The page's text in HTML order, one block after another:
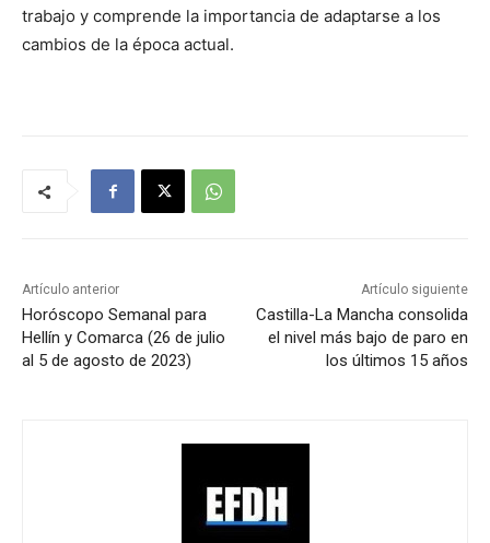
trabajo y comprende la importancia de adaptarse a los
cambios de la época actual.
Artículo anterior
Horóscopo Semanal para
Hellín y Comarca (26 de julio
al 5 de agosto de 2023)
Artículo siguiente
Castilla-La Mancha consolida
el nivel más bajo de paro en
los últimos 15 años